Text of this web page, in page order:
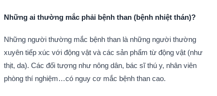
Những ai thường mắc phải bệnh than (bệnh nhiệt thán)?
Những người thường mắc bệnh than là những người thường
xuyên tiếp xúc với động vật và các sản phẩm từ động vật (như
thịt, da). Các đối tượng như nông dân, bác sĩ thú y, nhân viên
phòng thí nghiệm…có nguy cơ mắc bệnh than cao.